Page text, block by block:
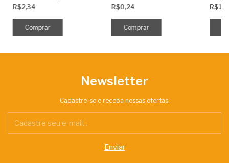
R$2,34
R$0,24
Newsletter
Cadastre-se e receba nossas ofertas.